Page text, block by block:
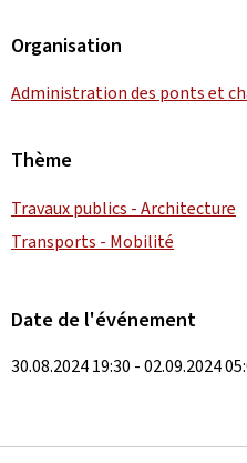
Organisation
Administration des ponts et
Thème
Travaux publics - Architecture
Transports - Mobilité
Date de l'événement
30.08.2024 19:30 - 02.09.2024